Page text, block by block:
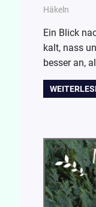
9. Oktober
Wollpoesie
Häkeln
Ein Blick
kalt, nass
besser an,